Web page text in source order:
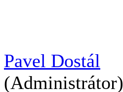
Pavel Dostál
(Administrátor)